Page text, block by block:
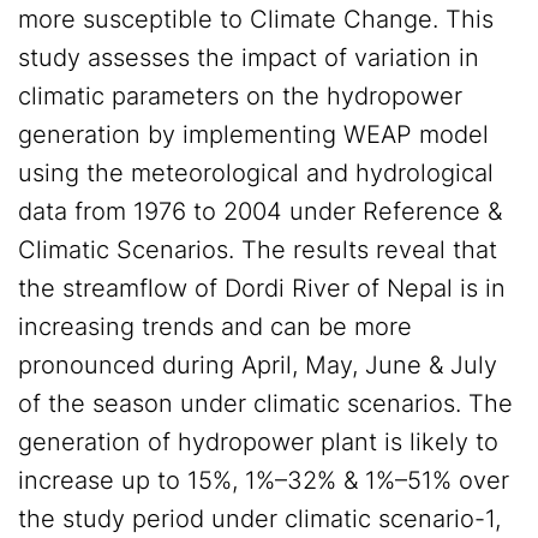
more susceptible to Climate Change. This
study assesses the impact of variation in
climatic parameters on the hydropower
generation by implementing WEAP model
using the meteorological and hydrological
data from 1976 to 2004 under Reference &
Climatic Scenarios. The results reveal that
the streamflow of Dordi River of Nepal is in
increasing trends and can be more
pronounced during April, May, June & July
of the season under climatic scenarios. The
generation of hydropower plant is likely to
increase up to 15%, 1%–32% & 1%–51% over
the study period under climatic scenario-1,